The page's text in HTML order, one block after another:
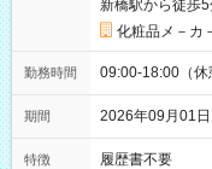
新橋駅から徒歩
化粧品メ－カ
勤務時間 09:00-18:00（休
期間 2026年09月01
特徴 履歴書不要